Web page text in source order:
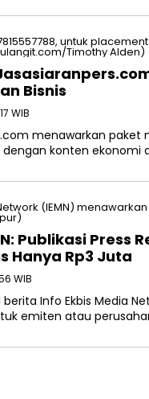
Bisnis
WIB
menawarkan
konten ekonomi
Publikasi
Hanya Rp3 Juta
WIB
berita Info Ekbis Media
emiten atau